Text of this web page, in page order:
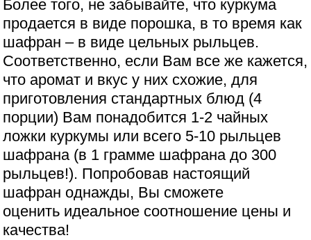
Более того, не забывайте, что куркума
продается в виде порошка, в то время как
шафран – в виде цельных рыльцев.
Соответственно, если Вам все же кажется,
что аромат и вкус у них схожие, для
приготовления стандартных блюд (4
порции) Вам понадобится 1-2 чайных
ложки куркумы или всего 5-10 рыльцев
шафрана (в 1 грамме шафрана до 300
рыльцев!). Попробовав настоящий
шафран однажды, Вы сможете
оценить идеальное соотношение цены и
качества!